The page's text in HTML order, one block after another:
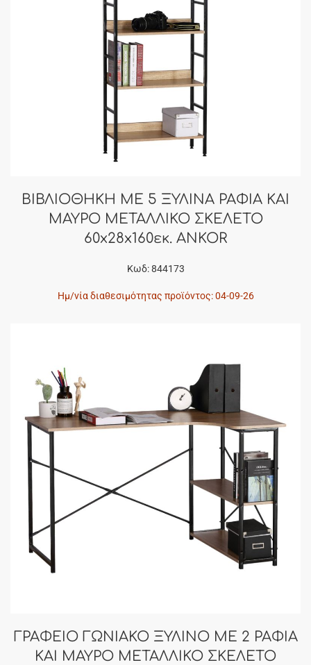
ΒΙΒΛΙΟΘΗΚΗ ΜΕ 5 ΞΥΛΙΝΑ ΡΑΦΙΑ ΚΑΙ
ΜΑΥΡΟ ΜΕΤΑΛΛΙΚΟ ΣΚΕΛΕΤΟ
60x28x160εκ. ANKOR
Κωδ: 844173
Ημ/νία διαθεσιμότητας προϊόντος: 04-09-26
ΓΡΑΦΕΙΟ ΓΩΝΙΑΚΟ ΞΥΛΙΝΟ ΜΕ 2 ΡΑΦΙΑ
ΚΑΙ ΜΑΥΡΟ ΜΕΤΑΛΛΙΚΟ ΣΚΕΛΕΤΟ